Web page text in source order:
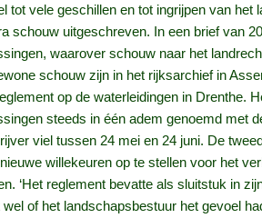
tot vele geschillen en tot ingrijpen van het
schouw uitgeschreven. In een brief van
waarover schouw naar het
schouw zijn in het rijksarchief in
op de waterleidingen in Drenthe.
steeds in één adem genoemd met
viel tussen 24 mei en 24 juni. De
willekeuren op te stellen voor het
‘Het reglement bevatte als sluitstuk in
wel of het landschapsbestuur het gevoel